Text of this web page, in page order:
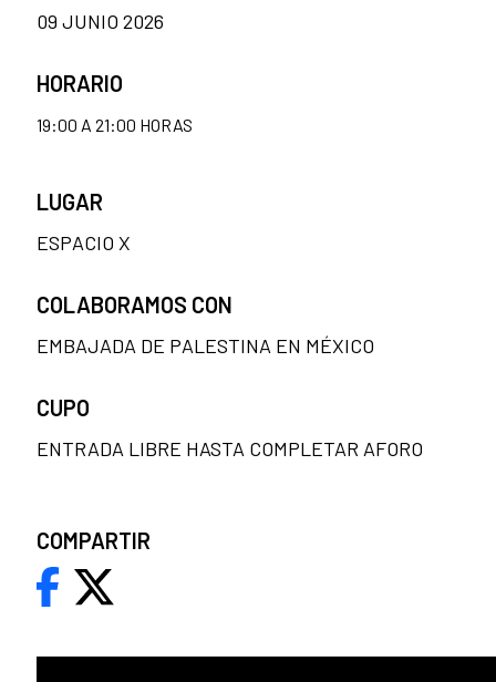
09 JUNIO 2026
HORARIO
19:00 A 21:00 HORAS
LUGAR
ESPACIO X
COLABORAMOS CON
EMBAJADA DE PALESTINA EN MÉXICO
CUPO
ENTRADA LIBRE HASTA COMPLETAR AFORO
COMPARTIR